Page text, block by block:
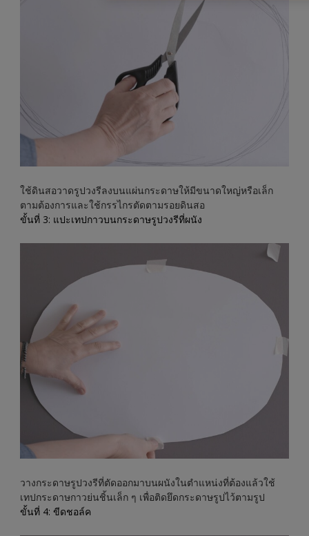
ใช้ดินสอวาดรูปวงรีลงบนแผ่นกระดาษให้มีขนาดใหญ่หรือเล็ก
ตามต้องการและใช้กรรไกรตัดตามรอยดินสอ
ขั้นที่ 3: แปะเทปกาวบนกระดาษรูปวงรีที่ผนัง
วางกระดาษรูปวงรีที่ตัดออกมาบนผนังในตำแหน่งที่ต้องแล้วใช้
เทปกระดาษกาวย่นชิ้นเล็ก ๆ เพื่อติดยึดกระดาษรูปไว้ตามรูป
ขั้นที่ 4: ขีดชอล์ค